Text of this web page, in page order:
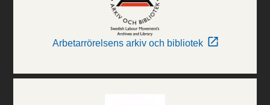
Arbetarrörelsens arkiv och bibliotek